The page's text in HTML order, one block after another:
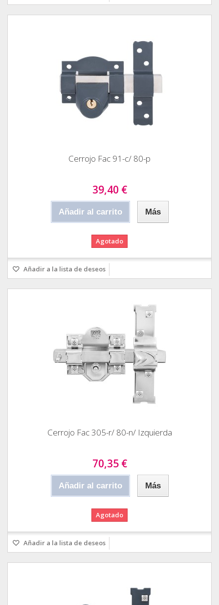
Cerrojo Fac 91-c/ 80-p
39,40 €
Añadir al carrito Más
Agotado
Añadir a la lista de deseos
Cerrojo Fac 305-r/ 80-n/ Izquierda
70,35 €
Añadir al carrito Más
Agotado
Añadir a la lista de deseos